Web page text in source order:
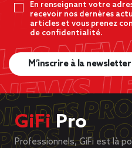
En renseignant votre
recevoir nos dernères
articles et vous prenez
de confidentialité.
M’inscrire à la newsletter
GiFiPro
Professionnels, GiFi est là